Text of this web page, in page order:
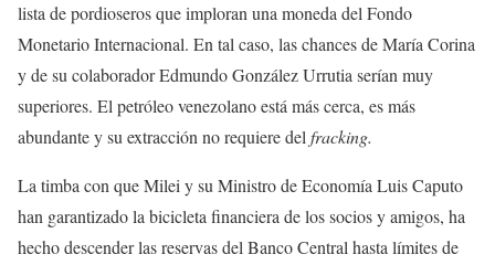
lista de pordioseros que imploran una moneda del Fondo
Monetario Internacional. En tal caso, las chances de María Corina
y de su colaborador Edmundo González Urrutia serían muy
superiores. El petróleo venezolano está más cerca, es más
abundante y su extracción no requiere delfracking.
La timba con que Milei y su Ministro de Economía Luis Caputo
han garantizado la bicicleta financiera de los socios y amigos, ha
hecho descender las reservas del Banco Central hasta límites de